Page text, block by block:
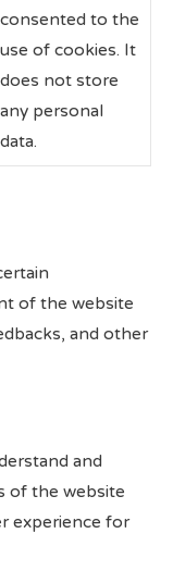
consented to the
use of cookies. It
does not store
any personal
data.
of the website
and other
and
of the website
experience for